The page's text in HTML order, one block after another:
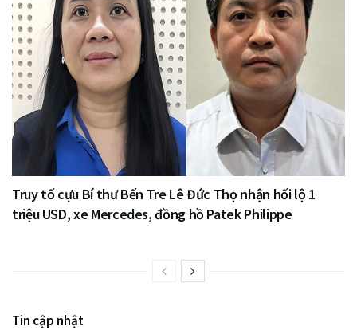
Truy tố cựu Bí thư Bến Tre Lê Đức Thọ nhận hối lộ 1
triệu USD, xe Mercedes, đồng hồ Patek Philippe
Tin cập nhật